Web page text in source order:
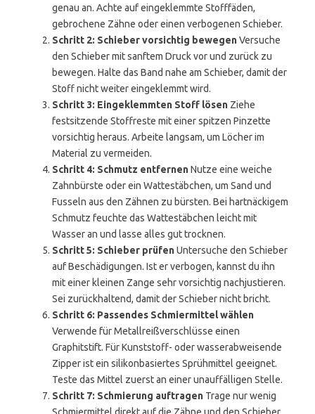
genau an. Achte auf eingeklemmte Stofffäden,
gebrochene Zähne oder einen verbogenen Schieber.
Schritt 2: Schieber vorsichtig bewegenVersuche
den Schieber mit sanftem Druck vor und zurück zu
bewegen. Halte das Band nahe am Schieber, damit der
Stoff nicht weiter eingeklemmt wird.
Schritt 3: Eingeklemmten Stoff lösen Ziehe
festsitzende Stoffreste mit einer spitzen Pinzette
vorsichtig heraus. Arbeite langsam, um Löcher im
Material zu vermeiden.
Schritt 4: Schmutz entfernenNutze eine weiche
Zahnbürste oder ein Wattestäbchen, um Sand und
Fusseln aus den Zähnen zu bürsten. Bei hartnäckigem
Schmutz feuchte das Wattestäbchen leicht mit
Wasser an und lasse alles gut trocknen.
Schritt 5: Schieber prüfenUntersuche den Schieber
auf Beschädigungen. Ist er verbogen, kannst du ihn
mit einer kleinen Zange sehr vorsichtig nachjustieren.
Sei zurückhaltend, damit der Schieber nicht bricht.
Schritt 6: Passendes Schmiermittel wählen
Verwende für Metallreißverschlüsse einen
Graphitstift. Für Kunststoff- oder wasserabweisende
Zipper ist ein silikonbasiertes Sprühmittel geeignet.
Teste das Mittel zuerst an einer unauffälligen Stelle.
Schritt 7: Schmierung auftragen Trage nur wenig